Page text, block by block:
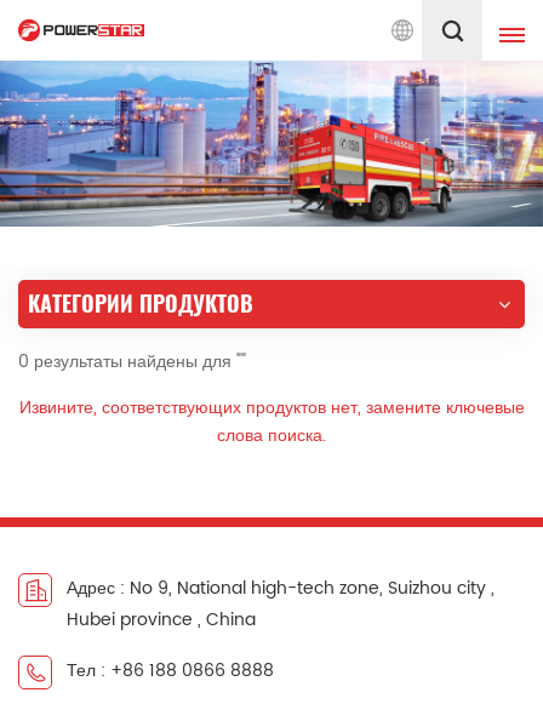
пожарным автомобилям с 1990 года Русский
English français
Deutsch русский
português
العربية
한국의 Türkçe
Tiếng Việt Indonesia
中文 қазақ
КАТЕГОРИИ ПРОДУКТОВ
0 результаты найдены для ""
Извините, соответствующих продуктов нет, замените ключевые
слова поиска.
Адрес : No 9, National high-tech zone, Suizhou city ,
Hubei province , China
Тел : +86 188 0866 8888